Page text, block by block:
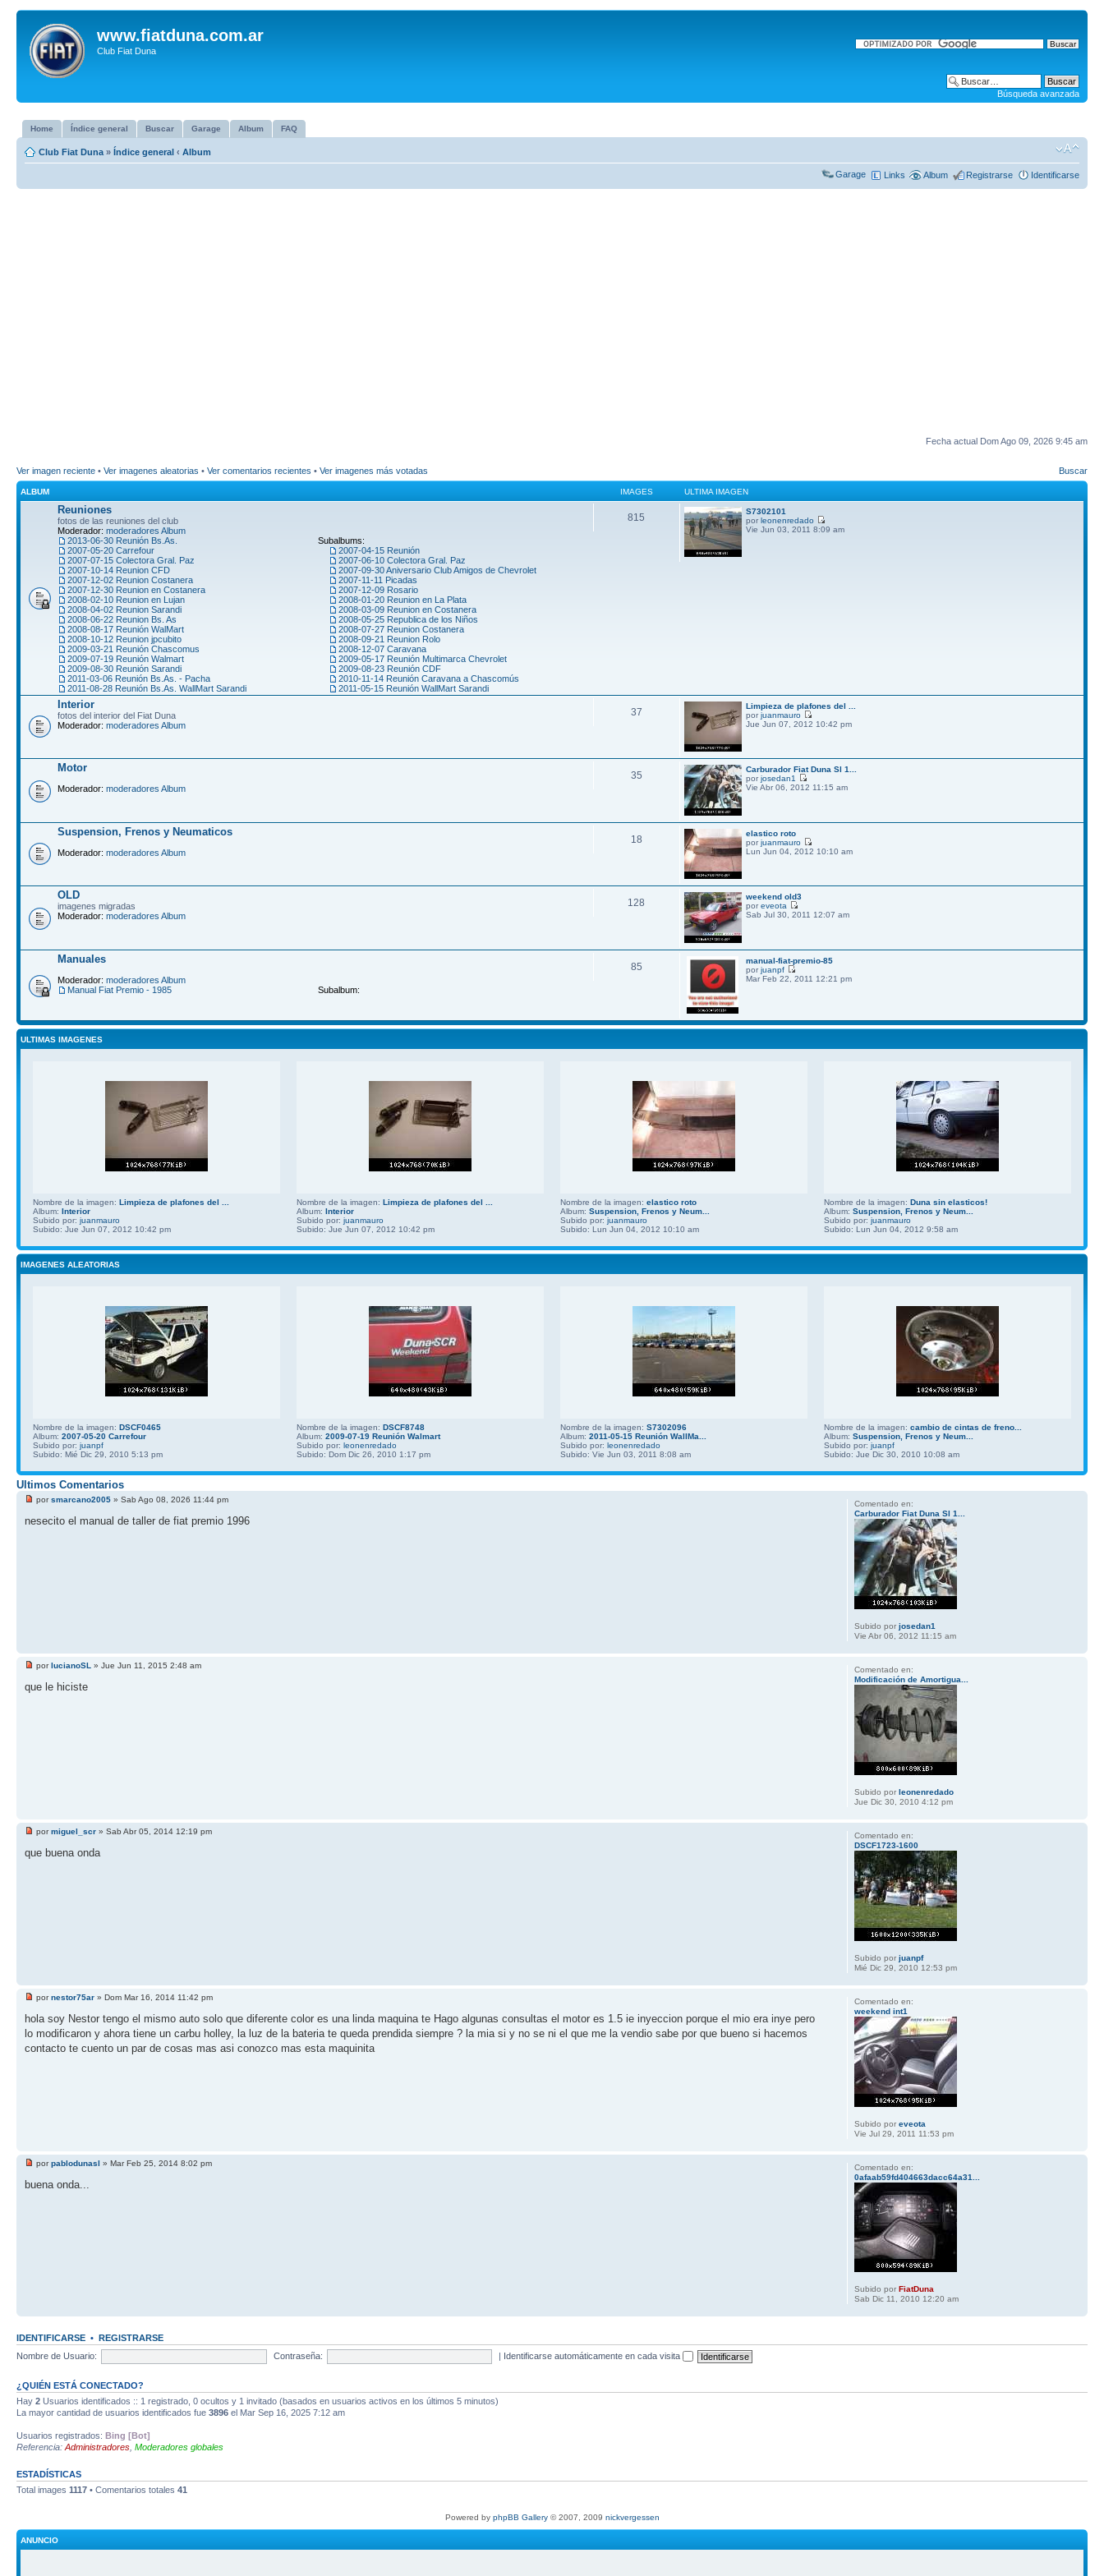
www.fiatduna.com.ar
Club Fiat Duna
Búsqueda avanzada
Home Índice general Buscar Garage Album FAQ
Club Fiat Duna » Índice general ‹ Album
Garage Links Album Registrarse Identificarse
Fecha actual Dom Ago 09, 2026 9:45 am
Ver imagen reciente • Ver imagenes aleatorias • Ver comentarios recientes • Ver imagenes más votadas Buscar
ALBUM IMAGES ULTIMA IMAGEN
Reuniones
fotos de las reuniones del club
Moderador: moderadores Album
Subalbums:
2013-06-30 Reunión Bs.As.
2007-04-15 Reunión
2007-05-20 Carrefour
2007-06-10 Colectora Gral. Paz
2007-07-15 Colectora Gral. Paz
2007-09-30 Aniversario Club Amigos de Chevrolet
2007-10-14 Reunion CFD
2007-11-11 Picadas
2007-12-02 Reunion Costanera
2007-12-09 Rosario
2007-12-30 Reunion en Costanera
2008-01-20 Reunion en La Plata
2008-02-10 Reunion en Lujan
2008-03-09 Reunion en Costanera
2008-04-02 Reunion Sarandi
2008-05-25 Republica de los Niños
2008-06-22 Reunion Bs. As
2008-07-27 Reunion Costanera
2008-08-17 Reunión WalMart
2008-09-21 Reunion Rolo
2008-10-12 Reunion jpcubito
2008-12-07 Caravana
2009-03-21 Reunión Chascomus
2009-05-17 Reunión Multimarca Chevrolet
2009-07-19 Reunión Walmart
2009-08-23 Reunión CDF
2009-08-30 Reunión Sarandi
2010-11-14 Reunión Caravana a Chascomús
2011-03-06 Reunión Bs.As. - Pacha
2011-05-15 Reunión WallMart Sarandi
2011-08-28 Reunión Bs.As. WallMart Sarandi
815
S7302101
por leonenredado
Vie Jun 03, 2011 8:09 am
Interior
fotos del interior del Fiat Duna
Moderador: moderadores Album
37
Limpieza de plafones del ...
por juanmauro
Jue Jun 07, 2012 10:42 pm
Motor
Moderador: moderadores Album
35
Carburador Fiat Duna Sl 1...
por josedan1
Vie Abr 06, 2012 11:15 am
Suspension, Frenos y Neumaticos
Moderador: moderadores Album
18
elastico roto
por juanmauro
Lun Jun 04, 2012 10:10 am
OLD
imagenes migradas
Moderador: moderadores Album
128
weekend old3
por eveota
Sab Jul 30, 2011 12:07 am
Manuales
Moderador: moderadores Album
Subalbum:
Manual Fiat Premio - 1985
85
manual-fiat-premio-85
por juanpf
Mar Feb 22, 2011 12:21 pm
ULTIMAS IMAGENES
Nombre de la imagen: Limpieza de plafones del ...
Album: Interior
Subido por: juanmauro
Subido: Jue Jun 07, 2012 10:42 pm
Nombre de la imagen: Limpieza de plafones del ...
Album: Interior
Subido por: juanmauro
Subido: Jue Jun 07, 2012 10:42 pm
Nombre de la imagen: elastico roto
Album: Suspension, Frenos y Neum...
Subido por: juanmauro
Subido: Lun Jun 04, 2012 10:10 am
Nombre de la imagen: Duna sin elasticos!
Album: Suspension, Frenos y Neum...
Subido por: juanmauro
Subido: Lun Jun 04, 2012 9:58 am
IMAGENES ALEATORIAS
Nombre de la imagen: DSCF0465
Album: 2007-05-20 Carrefour
Subido por: juanpf
Subido: Mié Dic 29, 2010 5:13 pm
Nombre de la imagen: DSCF8748
Album: 2009-07-19 Reunión Walmart
Subido por: leonenredado
Subido: Dom Dic 26, 2010 1:17 pm
Nombre de la imagen: S7302096
Album: 2011-05-15 Reunión WallMa...
Subido por: leonenredado
Subido: Vie Jun 03, 2011 8:08 am
Nombre de la imagen: cambio de cintas de freno...
Album: Suspension, Frenos y Neum...
Subido por: juanpf
Subido: Jue Dic 30, 2010 10:08 am
Ultimos Comentarios
porsmarcano2005 » Sab Ago 08, 2026 11:44 pm
nesecito el manual de taller de fiat premio 1996
Comentado en:
Carburador Fiat Duna Sl 1...
Subido por josedan1
Vie Abr 06, 2012 11:15 am
porlucianoSL » Jue Jun 11, 2015 2:48 am
que le hiciste
Comentado en:
Modificación de Amortigua...
Subido por leonenredado
Jue Dic 30, 2010 4:12 pm
pormiguel_scr » Sab Abr 05, 2014 12:19 pm
que buena onda
Comentado en:
DSCF1723-1600
Subido por juanpf
Mié Dic 29, 2010 12:53 pm
pornestor75ar » Dom Mar 16, 2014 11:42 pm
hola soy Nestor tengo el mismo auto solo que diferente color es una linda maquina te Hago algunas consultas el motor es 1.5 ie inyeccion porque el mio era inye pero
lo modificaron y ahora tiene un carbu holley, la luz de la bateria te queda prendida siempre ? la mia si y no se ni el que me la vendio sabe por que bueno si hacemos
contacto te cuento un par de cosas mas asi conozco mas esta maquinita
Comentado en:
weekend int1
Subido por eveota
Vie Jul 29, 2011 11:53 pm
porpablodunasl » Mar Feb 25, 2014 8:02 pm
buena onda...
Comentado en:
0afaab59fd404663dacc64a31...
Subido por FiatDuna
Sab Dic 11, 2010 12:20 am
IDENTIFICARSE • REGISTRARSE
Nombre de Usuario:
Contraseña: | Identificarse automáticamente en cada visita
¿QUIÉN ESTÁ CONECTADO?
Hay 2 Usuarios identificados :: 1 registrado, 0 ocultos y 1 invitado (basados en usuarios activos en los últimos 5 minutos)
La mayor cantidad de usuarios identificados fue 3896 el Mar Sep 16, 2025 7:12 am
Usuarios registrados: Bing [Bot]
Referencia: Administradores Moderadores globales
ESTADÍSTICAS
Total images 1117 • Comentarios totales 41
Powered by phpBB Gallery© 2007, 2009 nickvergessen
ANUNCIO